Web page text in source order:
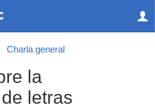
Charla general
la
letras